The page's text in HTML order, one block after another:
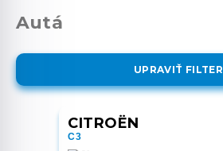
Autá
UPRAVIŤ FILTER
CITROËN
C3